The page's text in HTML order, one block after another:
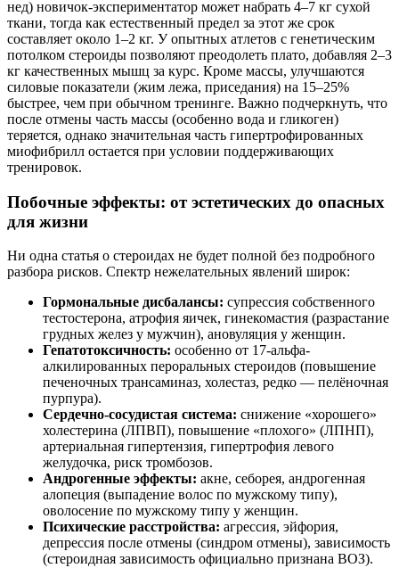
нед) новичок-экспериментатор может набрать 4–7 кг сухой
ткани, тогда как естественный предел за этот же срок
составляет около 1–2 кг. У опытных атлетов с генетическим
потолком стероиды позволяют преодолеть плато, добавляя 2–3
кг качественных мышц за курс. Кроме массы, улучшаются
силовые показатели (жим лежа, приседания) на 15–25%
быстрее, чем при обычном тренинге. Важно подчеркнуть, что
после отмены часть массы (особенно вода и гликоген)
теряется, однако значительная часть гипертрофированных
миофибрилл остается при условии поддерживающих
тренировок.
Побочные эффекты: от эстетических до опасных
для жизни
Ни одна статья о стероидах не будет полной без подробного
разбора рисков. Спектр нежелательных явлений широк:
Гормональные дисбалансы: супрессия собственного
тестостерона, атрофия яичек, гинекомастия (разрастание
грудных желез у мужчин), ановуляция у женщин.
Гепатотоксичность: особенно от 17-альфа-
алкилированных пероральных стероидов (повышение
печеночных трансаминаз, холестаз, редко — пелёночная
пурпура).
Сердечно-сосудистая система: снижение «хорошего»
холестерина (ЛПВП), повышение «плохого» (ЛПНП),
артериальная гипертензия, гипертрофия левого
желудочка, риск тромбозов.
Андрогенные эффекты: акне, себорея, андрогенная
алопеция (выпадение волос по мужскому типу),
оволосение по мужскому типу у женщин.
Психические расстройства: агрессия, эйфория,
депрессия после отмены (синдром отмены), зависимость
(стероидная зависимость официально признана ВОЗ).